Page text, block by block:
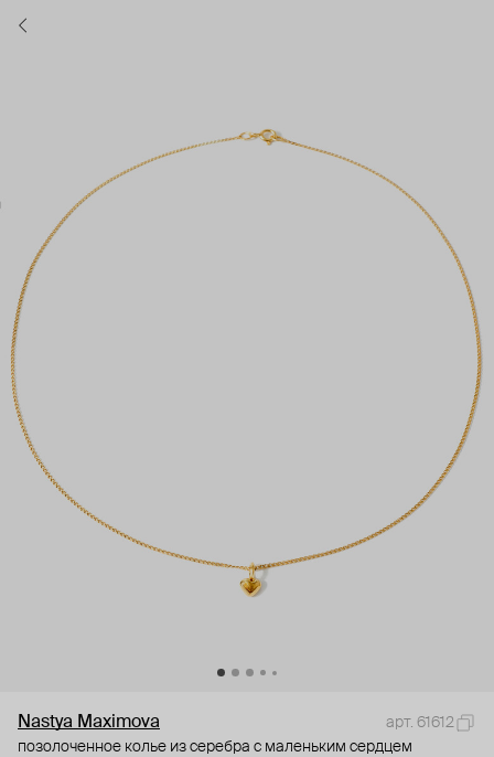
Nastya Maximova
арт. 61612
позолоченное колье из серебра с маленьким сердцем